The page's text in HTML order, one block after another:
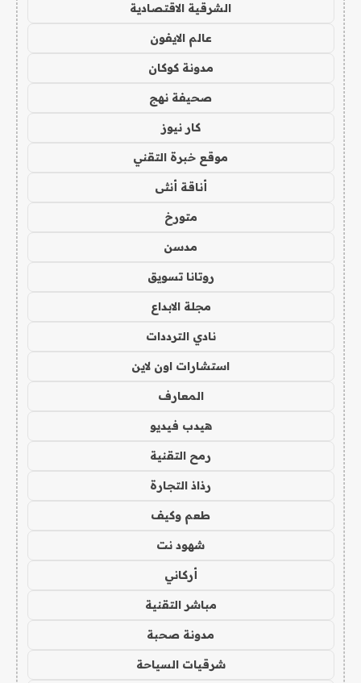
الشرقية الاقتصادية
عالم الايفون
مدونة كوكان
صحيفة نهج
كار نيوز
موقع خبرة التقني
أناقة أنثى
متورخ
مدسن
روتانا تسويق
مجلة الابداع
نادي الترددات
استشارات اون لاين
المعارف
هيدب فيديو
رمح التقنية
رذاذ التجارة
طعم وكيف
شهود نت
أركاني
مباشر التقنية
مدونة صحبة
شرقيات السياحة